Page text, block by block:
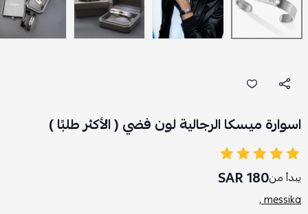
اسوارة ميسكا الرجالية لون فضي ( الأكثر طلبًا )
يبدأ من180 SAR
messika ,